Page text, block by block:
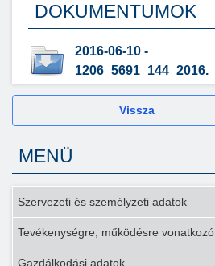
DOKUMENTUMOK
2016-06-10 -
1206_5691_144_2016.
Vissza
MENÜ
Szervezeti és személyzeti adatok
Tevékenységre, működésre vonatkozó
Gazdálkodási adatok